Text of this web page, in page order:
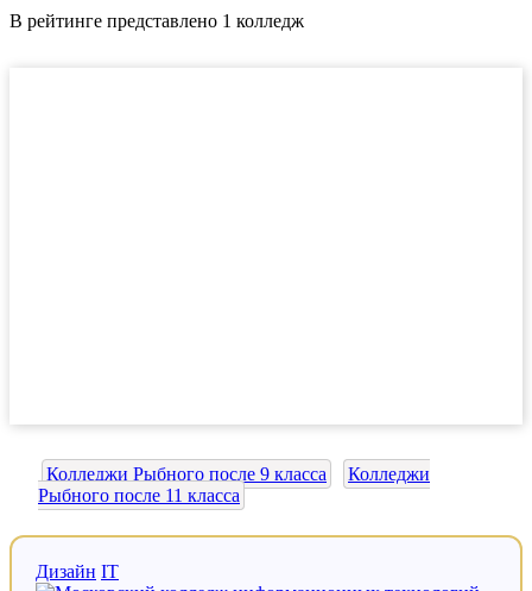
В рейтинге представлено 1 колледж
Колледжи Рыбного после 9 класса
Колледжи
Рыбного после 11 класса
Дизайн IT